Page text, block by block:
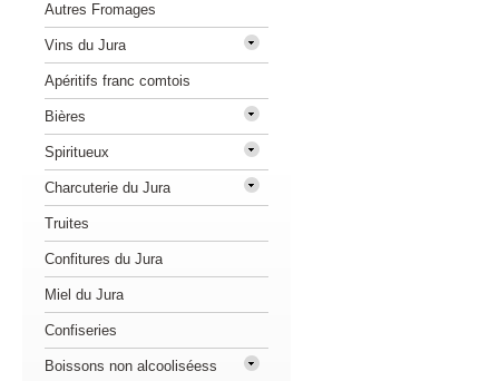
Autres Fromages
Vins du Jura
Apéritifs franc comtois
Bières
Spiritueux
Charcuterie du Jura
Truites
Confitures du Jura
Miel du Jura
Confiseries
Boissons non alcooliséess